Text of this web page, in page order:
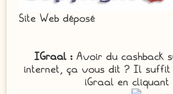
Site Web déposé
IGraal : Avoir du cashback
internet, ça vous dit ? Il suffit
iGraal en cliquant